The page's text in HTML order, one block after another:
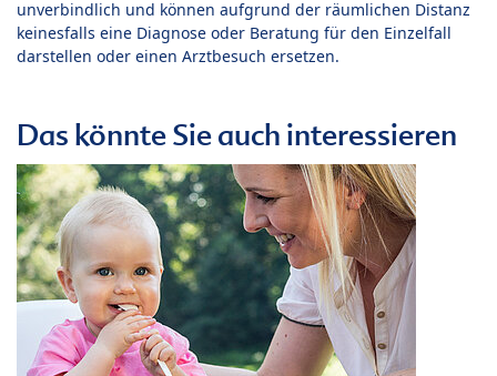
unverbindlich und können aufgrund der räumlichen Distanz
keinesfalls eine Diagnose oder Beratung für den Einzelfall
darstellen oder einen Arztbesuch ersetzen.
Das könnte Sie auch interessieren